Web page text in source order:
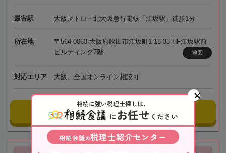
最寄駅 大阪メトロ・北大阪急行電鉄「江坂駅」徒歩1分
所在地
〒564-0063 大阪府吹田市江坂町1-13-33 HF江坂駅前
ビルディング7階
地図
対応エリア 大阪、全国オンライン相談可
事務所にメールする
相続に強い税理士探しは、
にお任せ ください
相続会議の税理士紹介センター